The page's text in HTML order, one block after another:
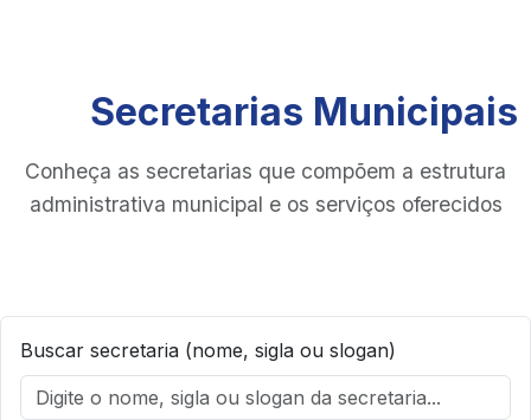
Secretarias Municipais
Conheça as secretarias que compõem a estrutura
administrativa municipal e os serviços oferecidos
Buscar secretaria (nome, sigla ou slogan)